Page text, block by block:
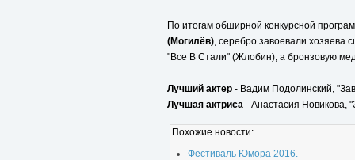
По итогам обширной конкурсной
(Могилёв), серебро завоевали хозяева
"Все В Стали" (Жлобин), а бронзовую
Лучший актер - Вадим Подолинский,
Лучшая актриса - Анастасия Новикова,
Похожие новости:
Фестиваль Юмора 2016.